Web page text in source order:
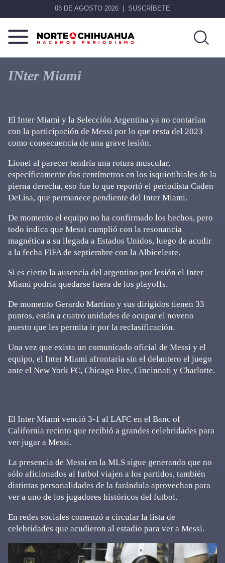
08 DE AGOSTO 2026 SUSCRÍBETE
Norte
De
Chihuahua
Más
que
noticias,
INter Miami
El Inter Miami y la Selección Argentina ya no contarían
con la participación de Messi por lo que resta del 2023
como consecuencia de una grave lesión.
Lionel al parecer tendría una rotura muscular,
específicamente dos centímetros en los isquiotibiales de la
pierna derecha, eso fue lo que reportó el periodista Caden
DeLisa, que permanece pendiente del Inter Miami.
De momento el equipo no ha confirmado los hechos, pero
todo indica que Messi cumplió con la resonancia
magnética a su llegada a Estados Unidos, luego de acudir
a la fecha FIFA de septiembre con la Albiceleste.
Si es cierto la ausencia del argentino por lesión el Inter
Miami podría quedarse fuera de los playoffs.
De momento Gerardo Martino y sus dirigidos tienen 33
puntos, están a cuatro unidades de ocupar el noveno
puesto que les permita ir por la reclasificación.
Una vez que exista un comunicado oficial de Messi y el
equipo, el Inter Miami afrontaría sin el delantero el juego
ante el New York FC, Chicago Fire, Cincinnati y Charlotte.
El Inter Miami venció 3-1 al LAFC en el Banc of
California recinto que recibió a grandes celebridades para
ver jugar a Messi.
La presencia de Messi en la MLS sigue generando que no
sólo aficionados al futbol viajen a los partidos, también
distintas personalidades de la farándula aprovechan para
ver a uno de los jugadores históricos del futbol.
En redes sociales comenzó a circular la lista de
celebridades que acudieron al estadio para ver a Messi.